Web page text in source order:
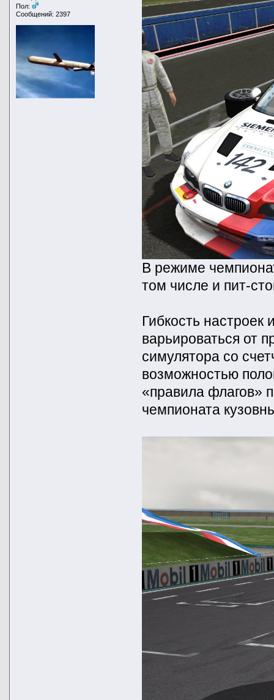
Пол:
Сообщений: 2397
В режиме
том числе и пит-
Гибкость настроек
варьироваться от
симулятора со
возможностью
«правила флагов»
чемпионата